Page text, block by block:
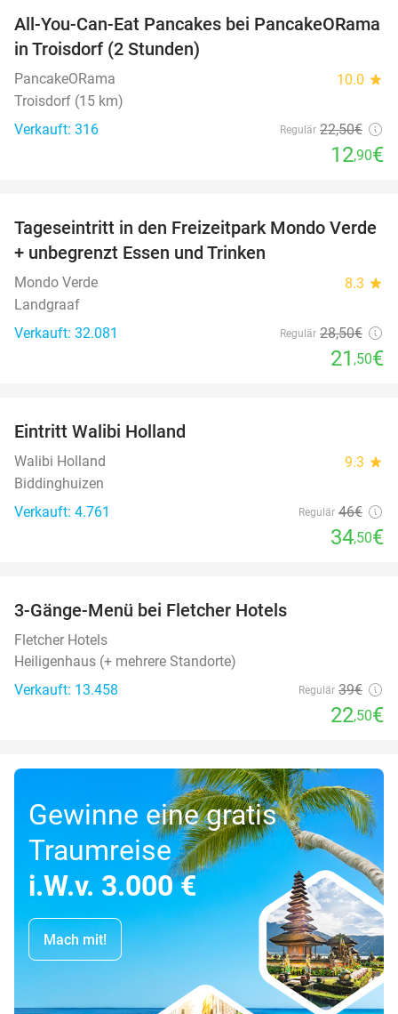
43%
All-You-Can-Eat Pancakes bei PancakeORama
in Troisdorf (2 Stunden)
PancakeORama 10.0 star
Troisdorf (15 km)
Verkauft: 316
Regulär 22,50€
12,90€
25%
Tageseintritt in den Freizeitpark Mondo Verde
+ unbegrenzt Essen und Trinken
Mondo Verde 8.3 star
Landgraaf
Verkauft: 32.081
Regulär 28,50€
21 ,50€
Eintritt Walibi Holland
Walibi Holland 9.3 star
Biddinghuizen
Verkauft: 4.761
Regulär 46€
34,50€
3-Gänge-Menü bei Fletcher Hotels
Fletcher Hotels
Heiligenhaus (+ mehrere Standorte)
Verkauft: 13.458
Regulär 39€
22,50€
Gewinne eine gratis
Traumreise
i.W.v. 3.000 €
Mach mit!